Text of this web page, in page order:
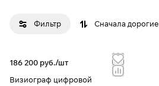
Фильтр Сначала дорогие
186 200 руб./шт
Визиограф цифровой